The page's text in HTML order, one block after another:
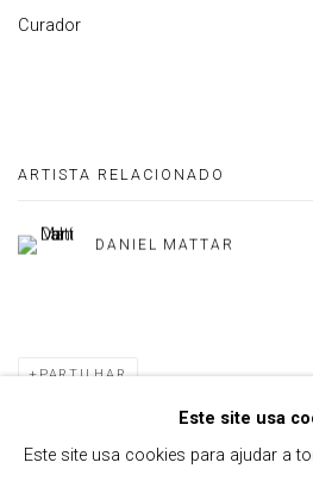
Curador
ARTISTA RELACIONADO
DANIEL MATTAR
PARTILHAR
Este site usa
Este site usa cookies para ajudar a